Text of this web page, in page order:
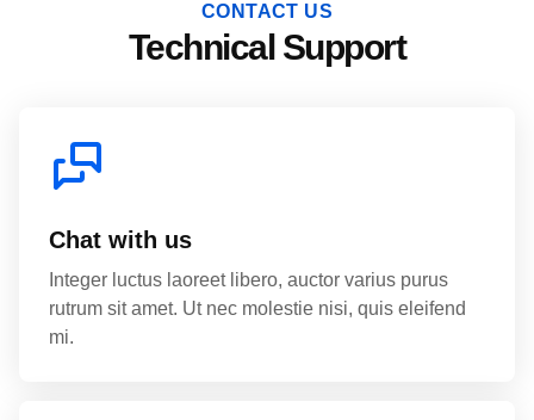
CONTACT US
Technical Support
Chat with us
Integer luctus laoreet libero, auctor varius purus
rutrum sit amet. Ut nec molestie nisi, quis eleifend
mi.